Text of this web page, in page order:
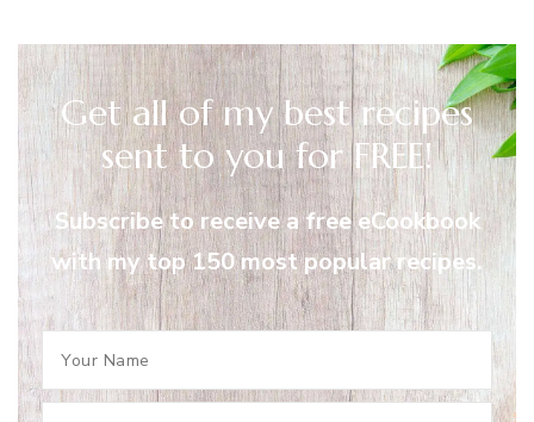
Get all of my best recipes
sent to you for FREE!
Subscribe to receive a free eCookbook
with my top 150 most popular recipes.